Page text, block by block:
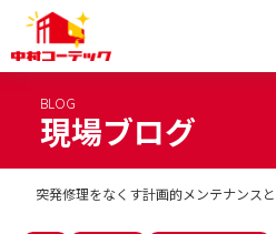
BLOG
現場ブログ
突発修理をなくす計画的メンテナンス